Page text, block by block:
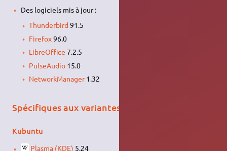
Des logiciels mis à jour :
Thunderbird91.5
Firefox96.0
LibreOffice 7.2.5
PulseAudio 15.0
NetworkManager1.32
Spécifiques aux variantes
Kubuntu
Plasma (KDE) 5.24